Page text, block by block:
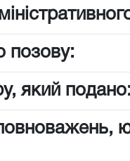
позову:
який